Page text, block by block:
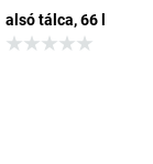
alsó tálca, 66 l